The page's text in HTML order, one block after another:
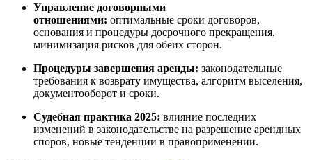
Управление договорными
отношениями: оптимальные сроки договоров,
основания и процедуры досрочного прекращения,
минимизация рисков для обеих сторон.
Процедуры завершения аренды: законодательные
требования к возврату имущества, алгоритм выселения,
документооборот и сроки.
Судебная практика 2025: влияние последних
изменений в законодательстве на разрешение арендных
споров, новые тенденции в правоприменении.